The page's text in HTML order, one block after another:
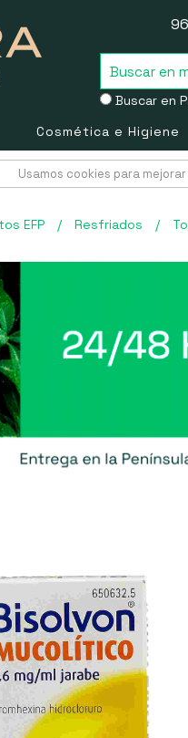
Buscar en
Cosmética e Higiene
Usamos cookies para
EFP / Resfriados /